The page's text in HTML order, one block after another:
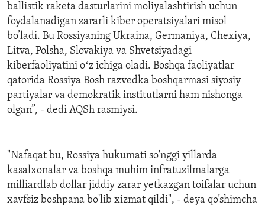
ballistik raketa dasturlarini moliyalashtirish uchun
foydalanadigan zararli kiber operatsiyalari misol
bo’ladi. Bu Rossiyaning Ukraina, Germaniya, Chexiya,
Litva, Polsha, Slovakiya va Shvetsiyadagi
kiberfaoliyatini oʻz ichiga oladi. Boshqa faoliyatlar
qatorida Rossiya Bosh razvedka boshqarmasi siyosiy
partiyalar va demokratik institutlarni ham nishonga
olgan”, - dedi AQSh rasmiysi.
"Nafaqat bu, Rossiya hukumati so'nggi yillarda
kasalxonalar va boshqa muhim infratuzilmalarga
milliardlab dollar jiddiy zarar yetkazgan toifalar uchun
xavfsiz boshpana bo'lib xizmat qildi", - deya qo’shimcha